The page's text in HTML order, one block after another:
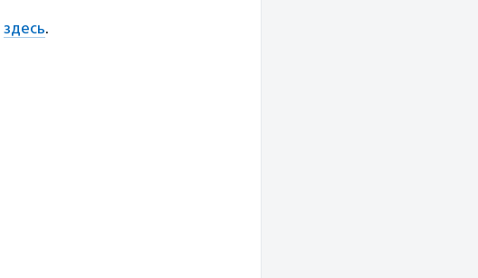
здесь.